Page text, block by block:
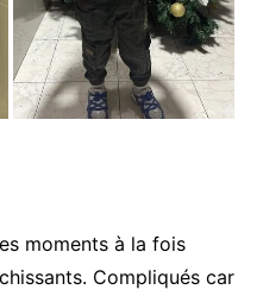
moments à la fois
Compliqués car